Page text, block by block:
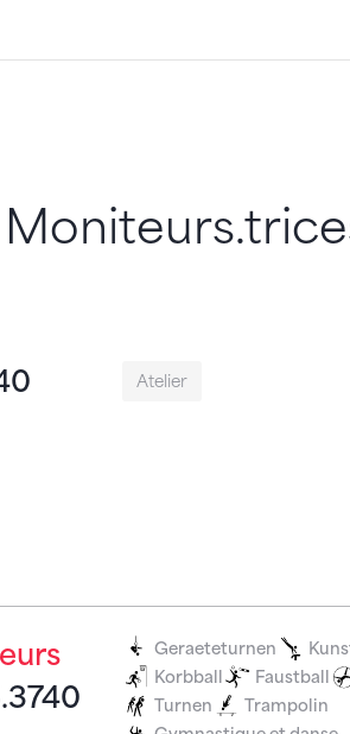
Atelier
Geraeteturnen
Korbball
Faustball
Turnen
Trampolin